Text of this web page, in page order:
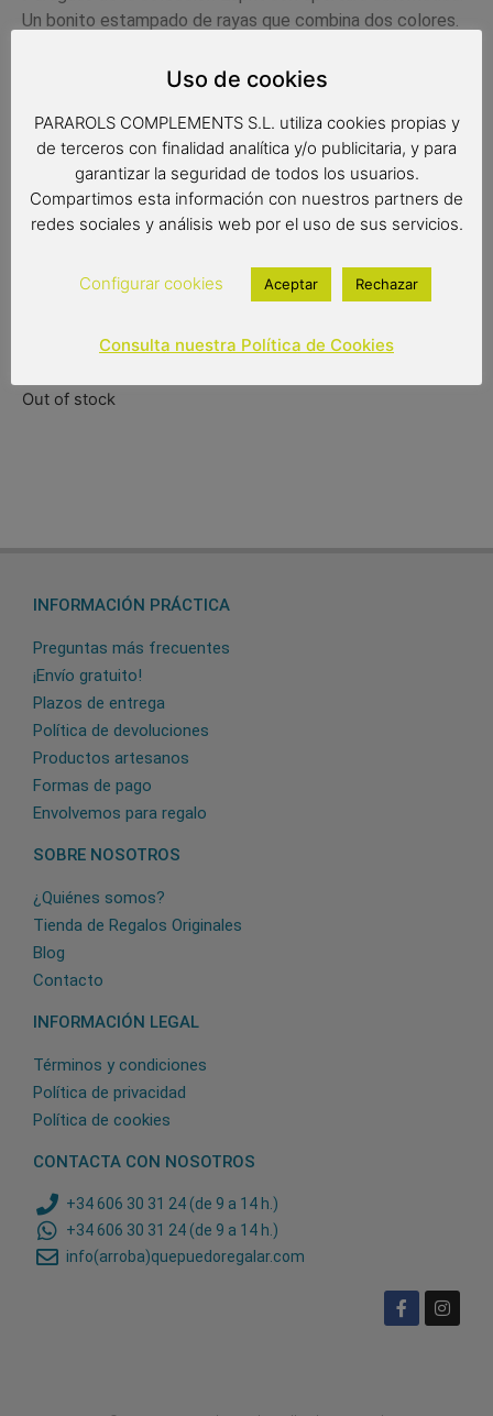
Un bonito estampado de rayas que combina dos colores.
vidrio. Su tejido pongee es de gran calidad y extra
Complemento de moda
Paraguas antiviento
Color del producto: Azul y fucsia
Paraguas de 8 varillas de 61 cm
Diámetro: 105 cm
Tipo de apertura: automática
27,90€ 25,90€ (IVA incluido)
Out of stock
INFORMACIÓN PRÁCTICA
Preguntas más frecuentes
¡Envío gratuito!
Plazos de entrega
Política de devoluciones
Productos artesanos
Formas de pago
Envolvemos para regalo
SOBRE NOSOTROS
¿Quiénes somos?
Tienda de Regalos Originales
Blog
Contacto
INFORMACIÓN LEGAL
Términos y condiciones
Política de privacidad
Política de cookies
CONTACTA CON NOSOTROS
+34 606 30 31 24 (de 9 a 14 h.)
+34 606 30 31 24 (de 9 a 14 h.)
info(arroba)quepuedoregalar.com
Uso de cookies
PARAROLS COMPLEMENTS S.L. utiliza cookies propias y
de terceros con finalidad analítica y/o publicitaria, y para
garantizar la seguridad de todos los usuarios.
Compartimos esta información con nuestros partners de
redes sociales y análisis web por el uso de sus servicios.
Configurar cookies Aceptar Rechazar
Consulta nuestra Política de Cookies